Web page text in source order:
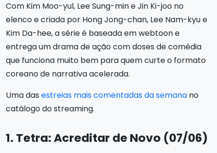
Com Kim Moo-yul, Lee Sung-min e Jin Ki-joo no
elenco e criada por Hong Jong-chan, Lee Nam-kyu e
Kim Da-hee, a série é baseada em webtoon e
entrega um drama de ação com doses de comédia
que funciona muito bem para quem curte o formato
coreano de narrativa acelerada.
Uma das estreias mais comentadas da semana no
catálogo do streaming.
1. Tetra: Acreditar de Novo (07/06)